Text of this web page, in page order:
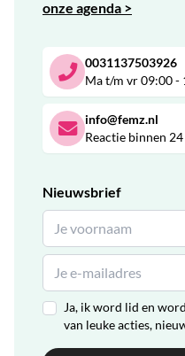
onze agenda >
0031137503926
Ma t/m vr 09:00 -
info@femz.nl
Reactie binnen
Nieuwsbrief
Ja, ik word lid en
van leuke acties,